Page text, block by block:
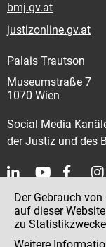
bmj.gv.at
justizonline.gv.at
Palais Trautson
Museumstraße 7
1070 Wien
Social Media
der Justiz und des
Kontakt
Impressum
Der Gebrauch
auf dieser
zu